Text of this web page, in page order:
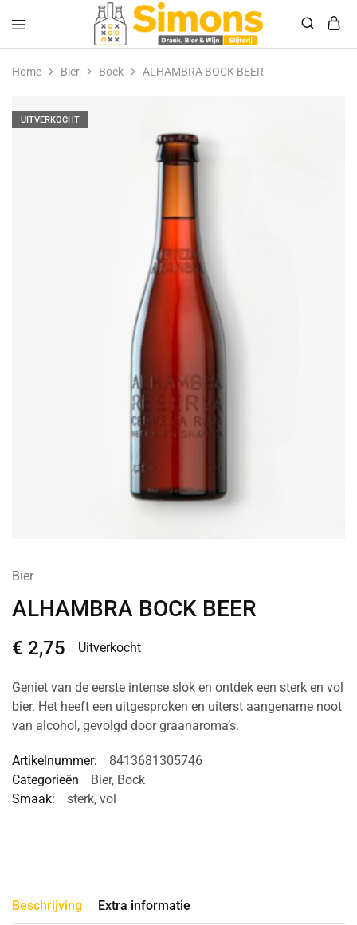
Simonsdrank.nl
Drank,
Bier
&
Home Bier Bock ALHAMBRA BOCK BEER
UITVERKOCHT
Bier
ALHAMBRA BOCK BEER
€ 2,75 Uitverkocht
Geniet van de eerste intense slok en ontdek een sterk en vol
bier. Het heeft een uitgesproken en uiterst aangename noot
van alcohol, gevolgd door graanaroma’s.
Artikelnummer:
8413681305746
Categorieën
Bier, Bock
Smaak:
sterk, vol
Beschrijving Extra informatie